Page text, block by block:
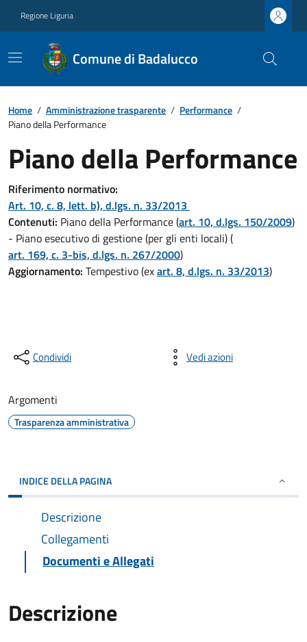
Regione Liguria
Comune di Badalucco
Home / Amministrazione trasparente / Performance /
Piano della Performance
Piano della Performance
Riferimento normativo:
Art. 10, c. 8, lett. b), d.lgs. n. 33/2013
Contenuti: Piano della Performance (art. 10, d.lgs. 150/2009)
- Piano esecutivo di gestione (per gli enti locali) (
art. 169, c. 3-bis, d.lgs. n. 267/2000)
Aggiornamento: Tempestivo (exart. 8, d.lgs. n. 33/2013)
Condividi Vedi azioni
Argomenti
Trasparenza amministrativa
INDICE DELLA PAGINA
Descrizione
Collegamenti
Documenti e Allegati
Descrizione